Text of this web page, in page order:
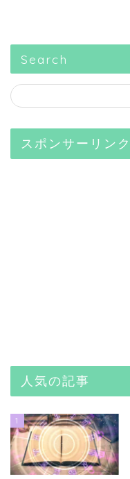
Search
スポンサーリンク
人気の記事
1